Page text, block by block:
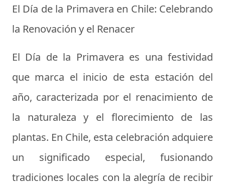
El Día de la Primavera en Chile: Celebrando
la Renovación y el Renacer
El Día de la Primavera es una festividad
que marca el inicio de esta estación del
año, caracterizada por el renacimiento de
la naturaleza y el florecimiento de las
plantas. En Chile, esta celebración adquiere
un significado especial, fusionando
tradiciones locales con la alegría de recibir